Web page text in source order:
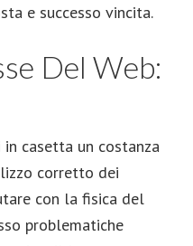
e successo vincita.
Del Web:
casetta un costanza
corretto dei
con la fisica del
problematiche